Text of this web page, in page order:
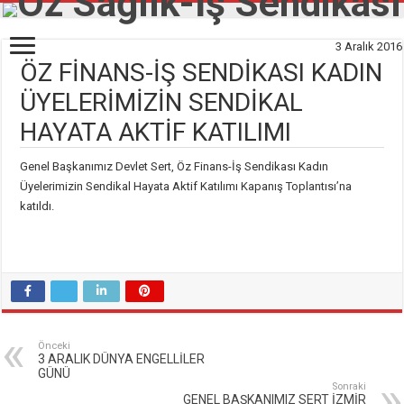
3 Aralık 2016
ÖZ FİNANS-İŞ SENDİKASI KADIN
ÜYELERİMİZİN SENDİKAL
HAYATA AKTİF KATILIMI
Genel Başkanımız Devlet Sert, Öz Finans-İş Sendikası Kadın
Üyelerimizin Sendikal Hayata Aktif Katılımı Kapanış Toplantısı’na
katıldı.
Önceki
3 ARALIK DÜNYA ENGELLİLER
GÜNÜ
Sonraki
GENEL BAŞKANIMIZ SERT İZMİR